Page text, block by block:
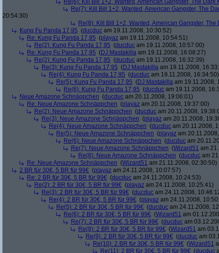
Re(6): Kill Bill 1+2, Wanted, American Gangster, The Dark
Re(7): Kill Bill 1+2, Wanted, American Gangster, The
20:54:30)
Re(8): Kill Bill 1+2, Wanted, American Gangster, The
Kung Fu Panda 17,95 (ducduc am 19.11.2008, 10:30:52)
Re: Kung Fu Panda 17,95 (playaz am 19.11.2008, 10:54:51)
Re(2): Kung Fu Panda 17,95 (ducduc am 19.11.2008, 10:57:00)
Re: Kung Fu Panda 17,95 (DJ Mastakilla am 19.11.2008, 16:08:27)
Re(2): Kung Fu Panda 17,95 (ducduc am 19.11.2008, 16:32:39)
Re(3): Kung Fu Panda 17,95 (DJ Mastakilla am 19.11.2008,
Re(4): Kung Fu Panda 17,95 (ducduc am 19.11.2008, 16:34:50)
Re(5): Kung Fu Panda 17,95 (DJ Mastakilla am 19.11.2008,
Re(6): Kung Fu Panda 17,95 (ducduc am 19.11.2008,
Neue Amazone Schnäppchen (ducduc am 20.11.2008, 19:06:01)
Re: Neue Amazone Schnäppchen (playaz am 20.11.2008, 19:37:00)
Re(2): Neue Amazone Schnäppchen (ducduc am 20.11.2008,
Re(3): Neue Amazone Schnäppchen (playaz am 20.11.2008,
Re(4): Neue Amazone Schnäppchen (ducduc am 20.11.2008,
Re(5): Neue Amazone Schnäppchen (playaz am
Re(6): Neue Amazone Schnäppchen (ducduc am
Re(7): Neue Amazone Schnäppchen (Wizard51 am
Re(8): Neue Amazone Schnäppchen (ducduc am
Re: Neue Amazone Schnäppchen (Wizard51 am 21.11.2008, 02:30:50)
2 BR für 30€, 5 BR für 99€ (playaz am 24.11.2008, 10:07:57)
Re: 2 BR für 30€, 5 BR für 99€ (ducduc am 24.11.2008, 10:24:53)
Re(2): 2 BR für 30€, 5 BR für 99€ (playaz am 24.11.2008, 10:25:41)
Re(3): 2 BR für 30€, 5 BR für 99€ (ducduc am 24.11.2008,
Re(4): 2 BR für 30€, 5 BR für 99€ (playaz am 24.11.2008,
Re(5): 2 BR für 30€, 5 BR für 99€ (ducduc am 24.11.2008,
Re(6): 2 BR für 30€, 5 BR für 99€ (Wizard51 am
Re(7): 2 BR für 30€, 5 BR für 99€ (ducduc am
Re(8): 2 BR für 30€, 5 BR für 99€ (Wizard51 am
Re(9): 2 BR für 30€, 5 BR für 99€ (ducduc am
Re(10): 2 BR für 30€, 5 BR für 99€ (Wizard51
Re(11): 2 BR für 30€, 5 BR für 99€ (ducduc